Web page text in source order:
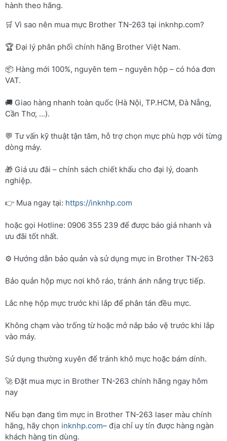
hành theo hãng.
🛒 Vì sao nên mua mực Brother TN-263 tại inknhp.com?
🏆 Đại lý phân phối chính hãng Brother Việt Nam.
📦 Hàng mới 100%, nguyên tem – nguyên hộp – có hóa đơn
VAT.
🚚 Giao hàng nhanh toàn quốc (Hà Nội, TP.HCM, Đà Nẵng,
Cần Thơ, …).
💬 Tư vấn kỹ thuật tận tâm, hỗ trợ chọn mực phù hợp với từng
dòng máy.
🎁 Giá ưu đãi – chính sách chiết khấu cho đại lý, doanh
nghiệp.
👉 Mua ngay tại: https://inknhp.com
hoặc gọi Hotline: 0906 355 239 để được báo giá nhanh và
ưu đãi tốt nhất.
⚙️ Hướng dẫn bảo quản và sử dụng mực in Brother TN-263
Bảo quản hộp mực nơi khô ráo, tránh ánh nắng trực tiếp.
Lắc nhẹ hộp mực trước khi lắp để phân tán đều mực.
Không chạm vào trống từ hoặc mở nắp bảo vệ trước khi lắp
vào máy.
Sử dụng thường xuyên để tránh khô mực hoặc bám dính.
🚀 Đặt mua mực in Brother TN-263 chính hãng ngay hôm
nay
Nếu bạn đang tìm mực in Brother TN-263 laser màu chính
hãng, hãy chọn inknhp.com– địa chỉ uy tín được hàng ngàn
khách hàng tin dùng.